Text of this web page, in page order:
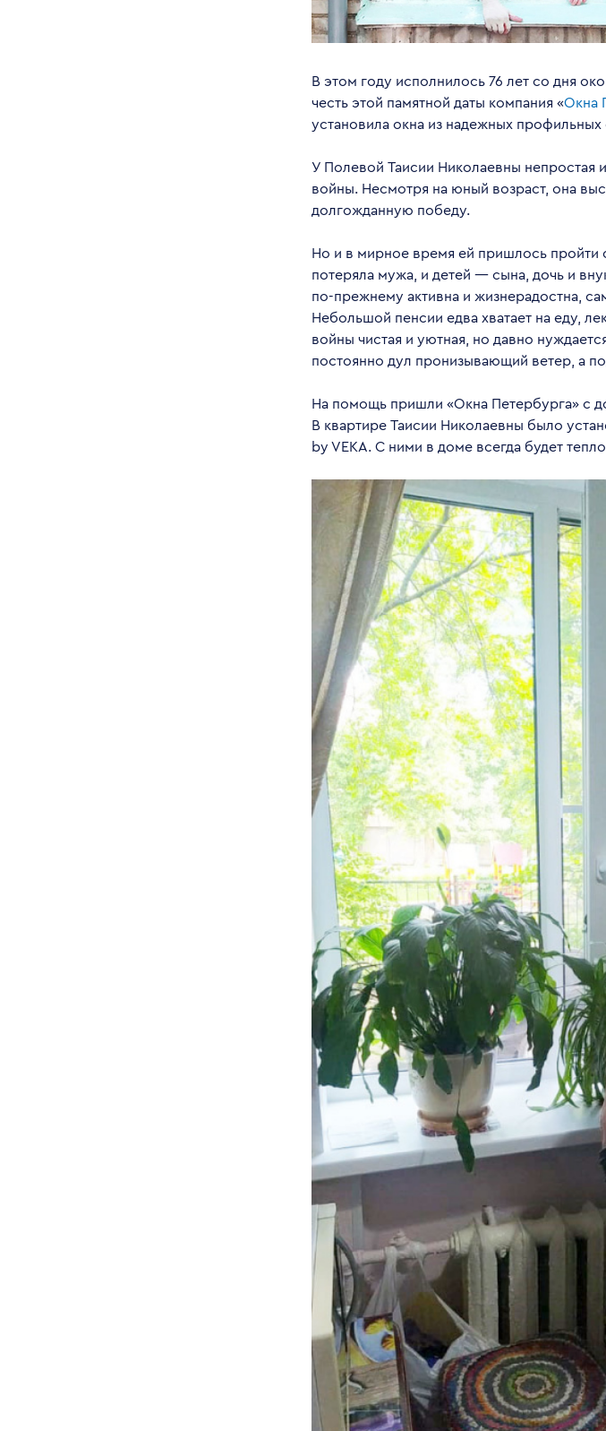
В этом году исполнилось 76 лет со дня
честь этой памятной даты компания «Окна
установила окна из надежных
У Полевой Таисии Николаевны непростая
войны. Несмотря на юный возраст, она
долгожданную победу.
Но и в мирное время ей пришлось пройти
потеряла мужа, и детей — сына, дочь и
по-прежнему активна и жизнерадостна,
Небольшой пенсии едва хватает на еду,
войны чистая и уютная, но давно
постоянно дул пронизывающий ветер, а
На помощь пришли «Окна Петербурга» с
В квартире Таисии Николаевны было
by VEKA. С ними в доме всегда будет